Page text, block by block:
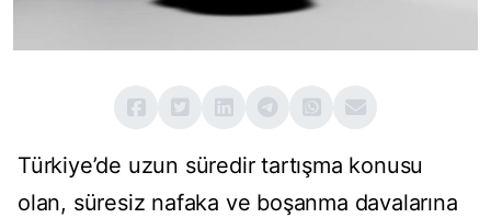
Türkiye’de uzun süredir tartışma konusu
olan, süresiz nafaka ve boşanma davalarına